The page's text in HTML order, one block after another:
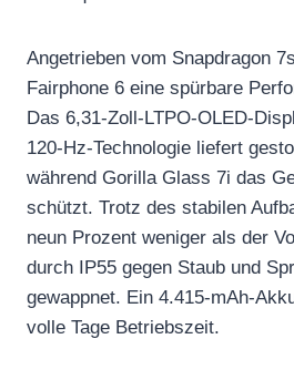
Angetrieben vom Snapdragon
Fairphone 6 eine spürbare
Das 6,31-Zoll-LTPO-OLED-
120-Hz-Technologie liefert
während Gorilla Glass 7i das
schützt. Trotz des stabilen
neun Prozent weniger als der
durch IP55 gegen Staub und
gewappnet. Ein 4.415-mAh-
volle Tage Betriebszeit.